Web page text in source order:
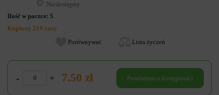
Niedostępny
Ilość w paczce: 5
Kupiony 210 razy
Porównywać
Lista życzeń
- + 7.50 zł Powiadom o dostępności